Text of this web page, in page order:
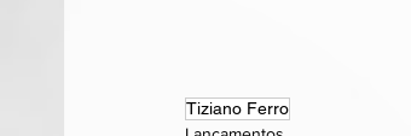
Tiziano Ferro